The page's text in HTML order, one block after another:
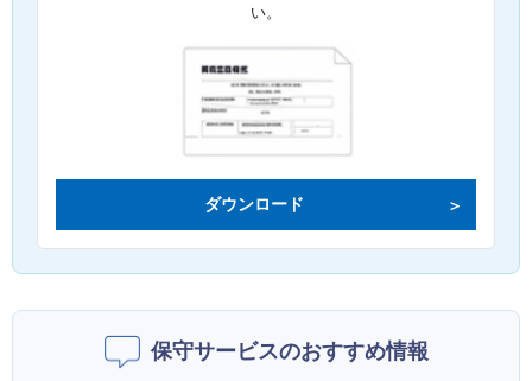
い。
ダウンロード
保守サービスのおすすめ情報